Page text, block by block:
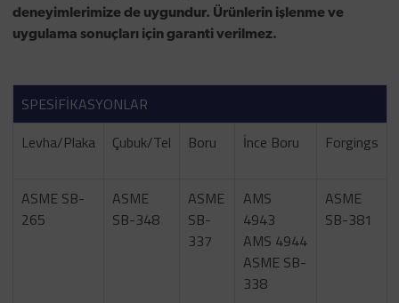
deneyimlerimize de uygundur. Ürünlerin işlenme ve
uygulama sonuçları için garanti verilmez.
SPESİFİKASYONLAR
Levha/Plaka
Çubuk/Tel Boru İnce Boru Forgings
ASME SB-
265
ASME
SB-348
ASME
SB-
337
AMS
4943
AMS 4944
ASME SB-
338
ASME
SB-381